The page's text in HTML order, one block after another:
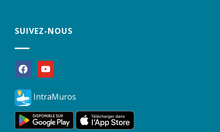
SUIVEZ-NOUS
facebookyoutube
IntraMuros